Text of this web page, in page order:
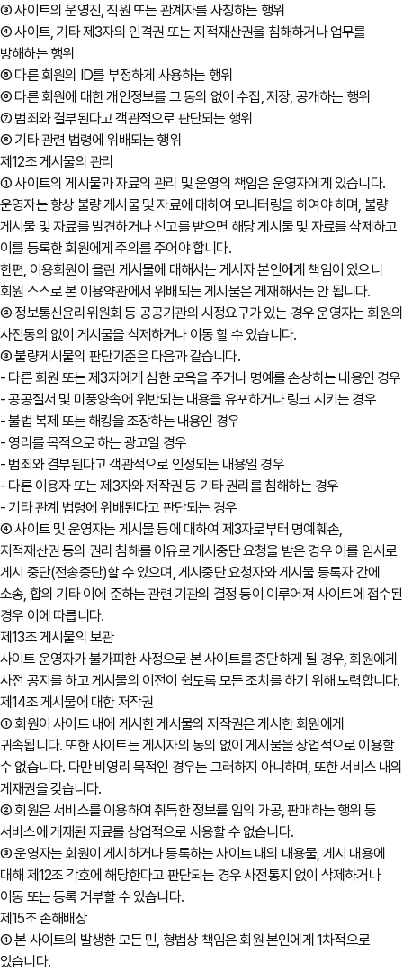
③ 사이트의 운영진, 직원 또는 관계자를 사칭하는 행위
④ 사이트, 기타 제3자의 인격권 또는 지적재산권을 침해하거나 업무를
방해하는 행위
⑤ 다른 회원의 ID를 부정하게 사용하는 행위
⑥ 다른 회원에 대한 개인정보를 그 동의 없이 수집, 저장, 공개하는 행위
⑦ 범죄와 결부된다고 객관적으로 판단되는 행위
⑧ 기타 관련 법령에 위배되는 행위
제12조 게시물의 관리
① 사이트의 게시물과 자료의 관리 및 운영의 책임은 운영자에게 있습니다.
운영자는 항상 불량 게시물 및 자료에 대하여 모니터링을 하여야 하며, 불량
게시물 및 자료를 발견하거나 신고를 받으면 해당 게시물 및 자료를 삭제하고
이를 등록한 회원에게 주의를 주어야 합니다.
한편, 이용회원이 올린 게시물에 대해서는 게시자 본인에게 책임이 있으니
회원 스스로 본 이용약관에서 위배되는 게시물은 게재해서는 안 됩니다.
② 정보통신윤리위원회 등 공공기관의 시정요구가 있는 경우 운영자는 회원의
사전동의 없이 게시물을 삭제하거나 이동 할 수 있습니다.
③ 불량게시물의 판단기준은 다음과 같습니다.
- 다른 회원 또는 제3자에게 심한 모욕을 주거나 명예를 손상하는 내용인 경우
- 공공질서 및 미풍양속에 위반되는 내용을 유포하거나 링크 시키는 경우
- 불법 복제 또는 해킹을 조장하는 내용인 경우
- 영리를 목적으로 하는 광고일 경우
- 범죄와 결부된다고 객관적으로 인정되는 내용일 경우
- 다른 이용자 또는 제3자와 저작권 등 기타 권리를 침해하는 경우
- 기타 관계 법령에 위배된다고 판단되는 경우
④ 사이트 및 운영자는 게시물 등에 대하여 제3자로부터 명예훼손,
지적재산권 등의 권리 침해를 이유로 게시중단 요청을 받은 경우 이를 임시로
게시 중단(전송중단)할 수 있으며, 게시중단 요청자와 게시물 등록자 간에
소송, 합의 기타 이에 준하는 관련 기관의 결정 등이 이루어져 사이트에 접수된
경우 이에 따릅니다.
제13조 게시물의 보관
사이트 운영자가 불가피한 사정으로 본 사이트를 중단하게 될 경우, 회원에게
사전 공지를 하고 게시물의 이전이 쉽도록 모든 조치를 하기 위해 노력합니다.
제14조 게시물에 대한 저작권
① 회원이 사이트 내에 게시한 게시물의 저작권은 게시한 회원에게
귀속됩니다. 또한 사이트는 게시자의 동의 없이 게시물을 상업적으로 이용할
수 없습니다. 다만 비영리 목적인 경우는 그러하지 아니하며, 또한 서비스 내의
게재권을 갖습니다.
② 회원은 서비스를 이용하여 취득한 정보를 임의 가공, 판매하는 행위 등
서비스에 게재된 자료를 상업적으로 사용할 수 없습니다.
③ 운영자는 회원이 게시하거나 등록하는 사이트 내의 내용물, 게시 내용에
대해 제12조 각호에 해당한다고 판단되는 경우 사전통지 없이 삭제하거나
이동 또는 등록 거부할 수 있습니다.
제15조 손해배상
① 본 사이트의 발생한 모든 민, 형법상 책임은 회원 본인에게 1차적으로
있습니다.